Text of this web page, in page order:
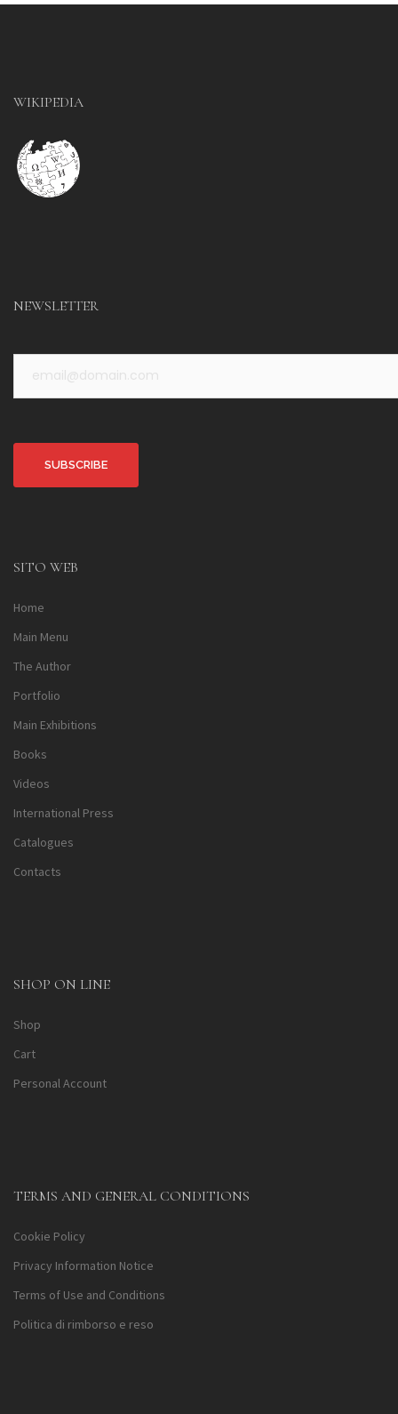
WIKIPEDIA
NEWSLETTER
SITO WEB
Home
Main Menu
The Author
Portfolio
Main Exhibitions
Books
Videos
International Press
Catalogues
Contacts
SHOP ON LINE
Shop
Cart
Personal Account
TERMS AND GENERAL CONDITIONS
Cookie Policy
Privacy Information Notice
Terms of Use and Conditions
Politica di rimborso e reso